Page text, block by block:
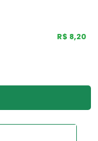
R$ 8,20